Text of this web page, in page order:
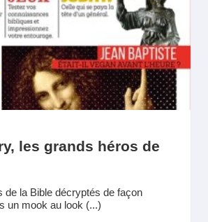
les grands héros de
de la Bible décryptés de façon
un mook au look (...)